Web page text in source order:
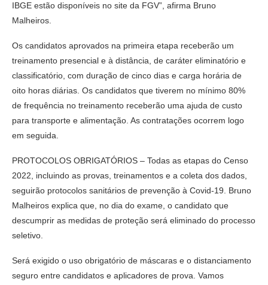
IBGE estão disponíveis no site da FGV”, afirma Bruno
Malheiros.
Os candidatos aprovados na primeira etapa receberão um
treinamento presencial e à distância, de caráter eliminatório e
classificatório, com duração de cinco dias e carga horária de
oito horas diárias. Os candidatos que tiverem no mínimo 80%
de frequência no treinamento receberão uma ajuda de custo
para transporte e alimentação. As contratações ocorrem logo
em seguida.
PROTOCOLOS OBRIGATÓRIOS – Todas as etapas do Censo
2022, incluindo as provas, treinamentos e a coleta dos dados,
seguirão protocolos sanitários de prevenção à Covid-19. Bruno
Malheiros explica que, no dia do exame, o candidato que
descumprir as medidas de proteção será eliminado do processo
seletivo.
Será exigido o uso obrigatório de máscaras e o distanciamento
seguro entre candidatos e aplicadores de prova. Vamos